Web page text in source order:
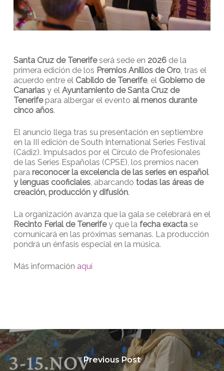
Santa Cruz de Tenerifeserá sede en 2026de la
primera edición de los Premios Anillos de Oro, tras el
acuerdo entre el Cabildo de Tenerife, el Gobierno de
Canariasy el Ayuntamiento de Santa Cruz de
Tenerifepara albergar el evento al menos durante
cinco años.
El anuncio llega tras su presentación en septiembre
en la III edición de South International Series Festival
(Cádiz). Impulsados por el Círculo de Profesionales
de las Series Españolas (CPSE), los premios nacen
para reconocer la excelencia de las series en español
y lenguas cooficiales, abarcando todas las áreas de
creación, producción y difusión.
La organización avanza que la gala se celebrará en el
Recinto Ferial de Tenerifey que la fecha exactase
comunicará en las próximas semanas. La producción
pondrá un énfasis especial en la música.
Más información aquí
Previous Post